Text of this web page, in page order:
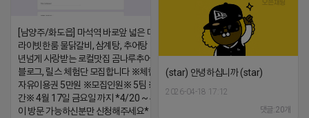
[남양주/화도읍] 마석역 바로앞 넓은 매장과, 프
라이빗한룸 물닭갈비, 삼계탕, 추어탕 맛집 10
년넘게 사랑받는 로컬맛집 곰나루추어탕에서
블로그, 릴스 체험단 모집합니다 ※체험메뉴※
자유이용권 5만원 ※모집인원※ 5팀 ※모집기
간※ 4월 17일 금요일 까지 *4/20 ~ 4/26 사
이 방문 가능하신분만 신청해주세요* ※체험단
(star) 안녕하십니까 (star)
2026-04-18 17:12
댓글:20개